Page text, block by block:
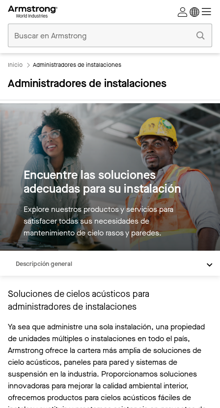
Comerciales
Inicio
Inicio Administradores de instalaciones
Administradores de instalaciones
Encuentre las soluciones
adecuadas para su instalación
Explore nuestros productos y servicios para
satisfacer todas sus necesidades de
mantenimiento de cielo rasos y paredes.
Descripción general
Purificiación de aire
Soluciones de cielos acústicos para
administradores de instalaciones
Ya sea que administre una sola instalación, una propiedad
de unidades múltiples o instalaciones en todo el país,
Armstrong ofrece la cartera más amplia de soluciones de
cielo acústicos, paneles para pared y sistemas de
suspensión en la industria. Proporcionamos soluciones
innovadoras para mejorar la calidad ambiental interior,
ofrecemos productos para cielos acústicos fáciles de